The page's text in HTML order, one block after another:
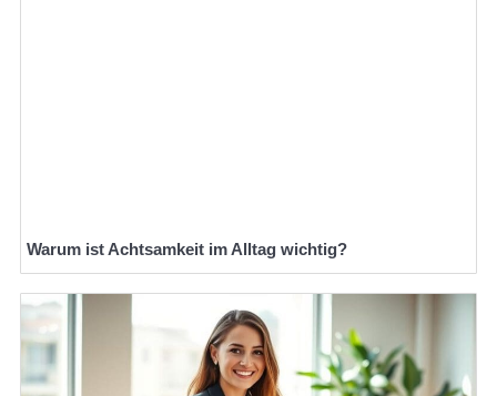
Warum ist Achtsamkeit im Alltag wichtig?